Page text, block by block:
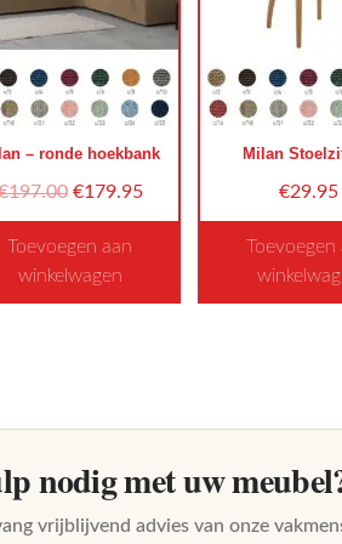
Deze
optie
kan
gekozen
de
productpagina
kan
de
– ronde hoekbank
197.00 Oorspronkelijke
prijs
was:
€197.00.
€179.95Huidige
prijs
Toevoegen aan
winkelwagen
variaties.
optie
kan
Milan
€29.95
Toevoegen
optie
kan
nodig met uw
vrijblijvend advies van onze